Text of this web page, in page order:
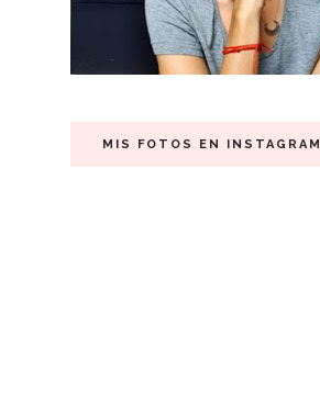
MIS FOTOS EN INSTAGRAM